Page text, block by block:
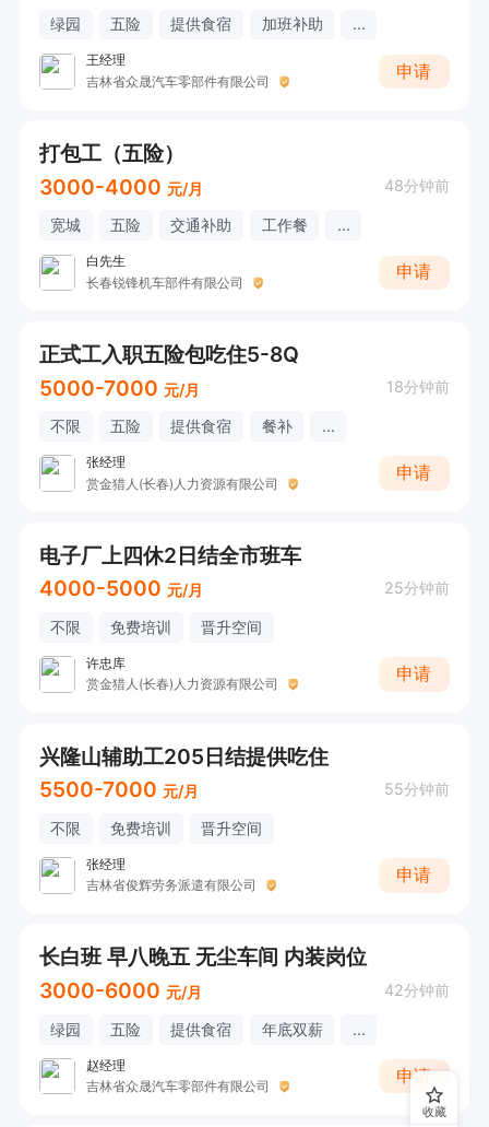
绿园 五险 提供食宿 加班补助 ...
王经理
吉林省众晟汽车零部件有限公司
申请
打包工（五险）
3000-4000 元/月 48分钟前
宽城 五险 交通补助 工作餐 ...
白先生
长春锐锋机车部件有限公司
申请
正式工入职五险包吃住5-8Q
5000-7000 元/月 18分钟前
不限 五险 提供食宿 餐补 ...
张经理
赏金猎人(长春)人力资源有限公司
申请
电子厂上四休2日结全市班车
4000-5000 元/月 25分钟前
不限 免费培训 晋升空间
许忠库
赏金猎人(长春)人力资源有限公司
申请
兴隆山辅助工205日结提供吃住
5500-7000 元/月 55分钟前
不限 免费培训 晋升空间
张经理
吉林省俊辉劳务派遣有限公司
申请
长白班 早八晚五 无尘车间 内装岗位
3000-6000 元/月 42分钟前
绿园 五险 提供食宿 年底双薪 ...
赵经理
吉林省众晟汽车零部件有限公司
申请
收藏